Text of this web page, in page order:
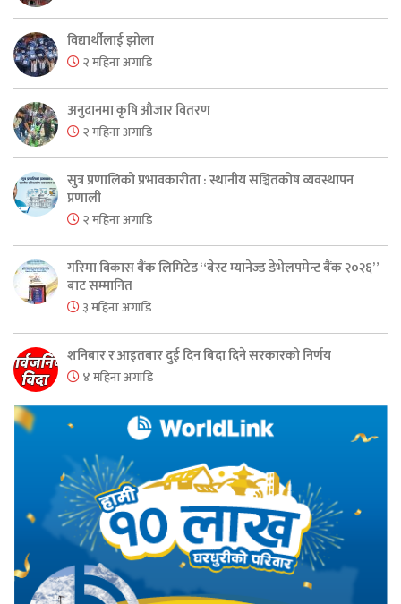
विद्यार्थीलाई झोला
२ महिना अगाडि
अनुदानमा कृषि औजार वितरण
२ महिना अगाडि
सुत्र प्रणालिको प्रभावकारीता : स्थानीय सञ्चितकोष व्यवस्थापन
प्रणाली
२ महिना अगाडि
गरिमा विकास बैंक लिमिटेड “बेस्ट म्यानेज्ड डेभेलपमेन्ट बैंक २०२६”
बाट सम्मानित
३ महिना अगाडि
शनिबार र आइतबार दुई दिन बिदा दिने सरकारको निर्णय
४ महिना अगाडि